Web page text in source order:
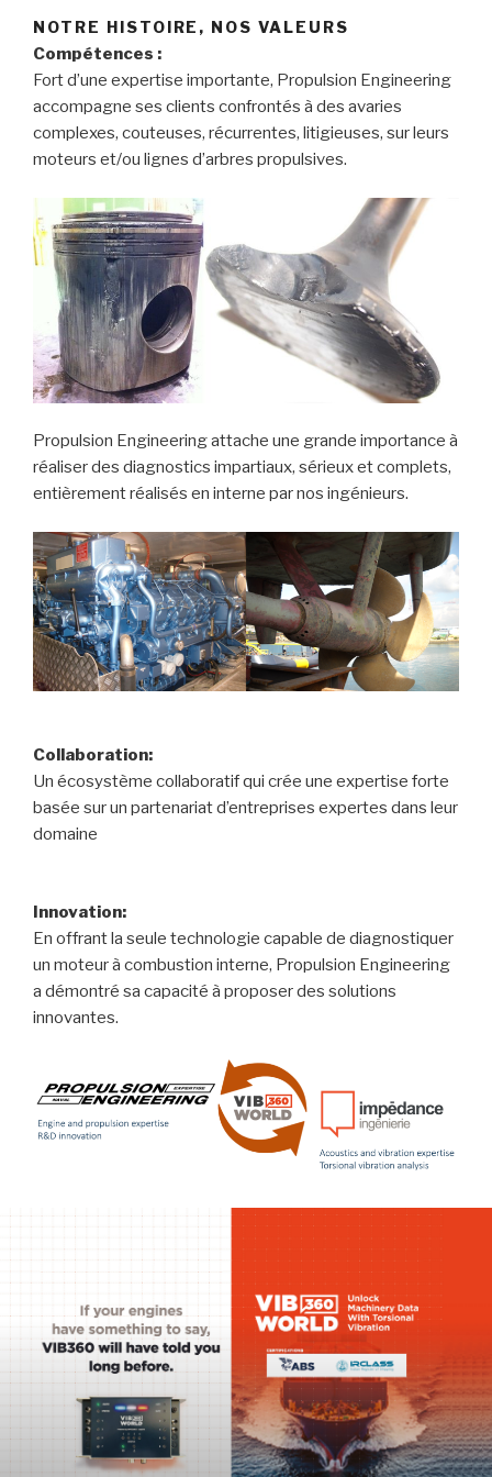
NOTRE HISTOIRE, NOS VALEURS
Compétences :
Fort d’une expertise importante, Propulsion Engineering
accompagne ses clients confrontés à des avaries
complexes, couteuses, récurrentes, litigieuses, sur leurs
moteurs et/ou lignes d’arbres propulsives.
Propulsion Engineering attache une grande importance à
réaliser des diagnostics impartiaux, sérieux et complets,
entièrement réalisés en interne par nos ingénieurs.
Collaboration:
Un écosystème collaboratif qui crée une expertise forte
basée sur un partenariat d’entreprises expertes dans leur
domaine
Innovation:
En offrant la seule technologie capable de diagnostiquer
un moteur à combustion interne, Propulsion Engineering
a démontré sa capacité à proposer des solutions
innovantes.